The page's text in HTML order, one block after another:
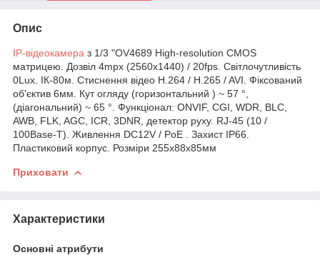
Опис
IP-відеокамера з 1/3 "OV4689 High-resolution CMOS
матрицею. Дозвіл 4mpx (2560х1440) / 20fps. Світлочутливість
0Lux. ІК-80м. Стиснення відео H.264 / H.265 / AVI. Фіксований
об'єктив 6мм. Кут огляду (горизонтальний ) ~ 57 °,
(діагональний) ~ 65 °. Функціонал: ONVIF, CGI, WDR, BLC,
AWB, FLK, AGC, ICR, 3DNR, детектор руху. RJ-45 (10 /
100Base-T). Живлення DC12V / PoE . Захист IP66.
Пластиковий корпус. Розміри 255х88х85мм
Приховати
Характеристики
Основні атрибути